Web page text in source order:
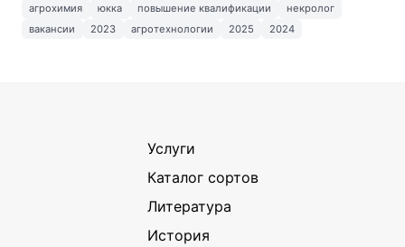
агрохимия
юкка повышение квалификации
некролог
вакансии
2023 агротехнологии 2025 2024
Услуги
Каталог сортов
Литература
История